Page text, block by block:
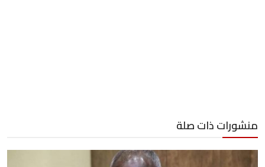
منشورات ذات صلة